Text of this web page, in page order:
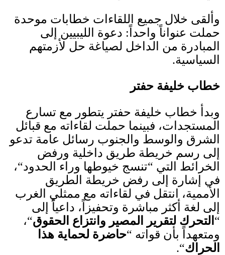
وألقى خلال جميع اللقاءات خطابات موحدة
حملت عنواناً واحداً : دعوة الليبيين إلى
المبادرة من الداخل لصياغة حل لأزمتهم
السياسية.
خطاب خليفة حفتر
وبدأ خطاب خليفة حفتر يتطور مع تسارع
المستجدات، فبينما حملت لقاءاته مع قبائل
الشرق والوسط والجنوب رسائل عامة تدعو
إلى رسم خريطة طريق داخلية ورفض
الخرائط التي “تنسج خيوطها وراء الحدود“،
في إشارة إلى رفض خريطة الطريق
الأممية، انتقل في لقاءاته مع ممثلي الغرب
إلى لغة أكثر مباشرة وتحفيزاً، داعياً إلى
“ التحرك لتقرير المصير وانتزاع الحقوق“،
ومتعهداً بأن قواته “حاضرة لحماية هذا
الحراك“.